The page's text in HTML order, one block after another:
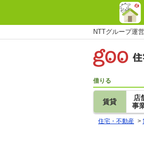
NTTグループ運
借りる
賃貸
店
事
住宅・不動産 >